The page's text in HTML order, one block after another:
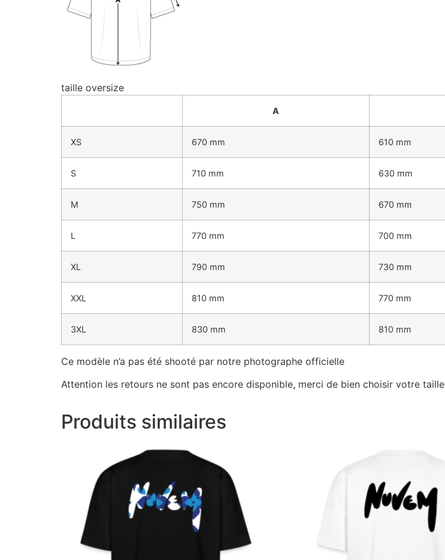
taille oversize
A
XS 670 mm 610 mm
S 710 mm 630 mm
M 750 mm 670 mm
L 770 mm 700 mm
XL 790 mm 730 mm
XXL 810 mm 770 mm
3XL 830 mm 810 mm
Ce modèle n’a pas été shooté par notre photographe officielle
Attention les retours ne sont pas encore disponible, merci de bien choisir votre taille
Produits similaires